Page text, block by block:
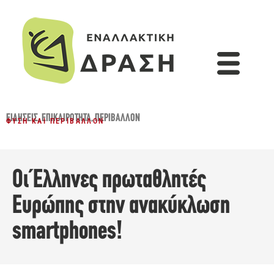
ΕΙΔΉΣΕΙΣ,ΕΠΙΚΑΙΡΌΤΗΤΑ,ΠΕΡΙΒΆΛΛΟΝ
ΦΎΣΗ ΚΑΙ ΠΕΡΙΒΆΛΛΟΝ
Οι Έλληνες πρωταθλητές
Ευρώπης στην ανακύκλωση
smartphones!